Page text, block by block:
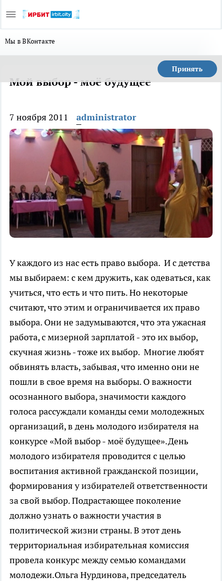
Мы в ВКонтакте
Принять
Мой выбор - моё будущее
7 ноября 2011 administrator
У каждого из нас есть право выбора. И с детства
мы выбираем: с кем дружить, как одеваться, как
учиться, что есть и что пить. Но некоторые
считают, что этим и ограничивается их право
выбора. Они не задумываются, что эта ужасная
работа, с мизерной зарплатой - это их выбор,
скучная жизнь - тоже их выбор. Многие любят
обвинять власть, забывая, что именно они не
пошли в свое время на выборы. О важности
осознанного выбора, значимости каждого
голоса рассуждали команды семи молодежных
организаций, в день молодого избирателя на
конкурсе «Мой выбор - моё будущее».День
молодого избирателя проводится с целью
воспитания активной гражданской позиции,
формирования у избирателей ответственности
за свой выбор. Подрастающее поколение
должно узнать о важности участия в
политической жизни страны. В этот день
территориальная избирательная комиссия
провела конкурс между семью командами
молодежи.Ольга Нурдинова, председатель